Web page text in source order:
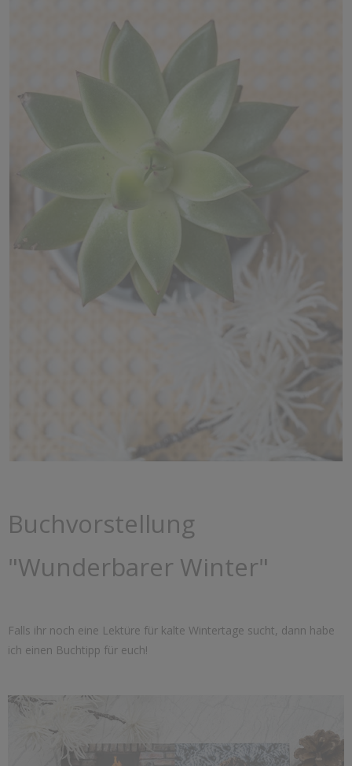
Buchvorstellung
"Wunderbarer Winter"
Falls ihr noch eine Lektüre für kalte Wintertage sucht, dann habe
ich einen Buchtipp für euch!